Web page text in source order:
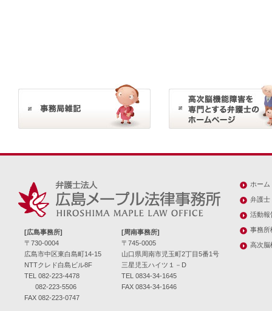
[広島事務所]
〒730-0004
広島市中区東白島町14-15
NTTクレド白島ビル8F
TEL 082-223-4478
082-223-5506
FAX 082-223-0747
[周南事務所]
〒745-0005
山口県周南市児玉町2丁目5番1号
三星児玉ハイツ１－D
TEL 0834-34-1645
FAX 0834-34-1646
ホーム
弁護士
活動報
事務所
高次脳